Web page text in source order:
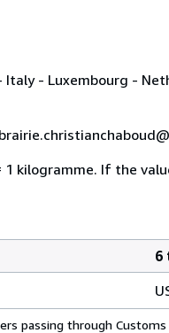
- Luxembourg -
1 kilogramme. If the
6
passing through